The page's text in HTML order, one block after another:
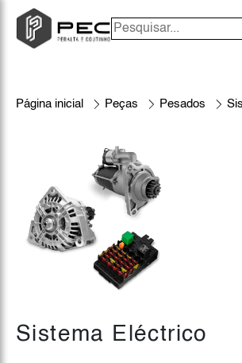
Página inicial Peças Pesados
Sistema Eléctrico